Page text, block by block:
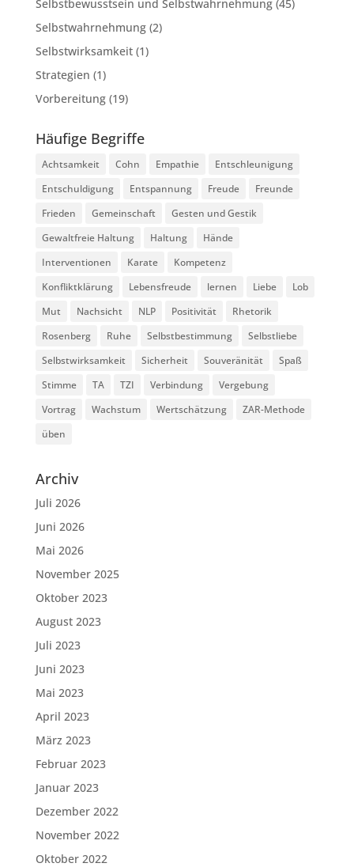
Selbstbewusstsein und Selbstwahrnehmung(45)
Selbstwahrnehmung(2)
Selbstwirksamkeit(1)
Strategien (1)
Vorbereitung(19)
Häufige Begriffe
Achtsamkeit Cohn Empathie
Entschleunigung
Entschuldigung
Entspannung Freude
Freunde
Frieden
Gemeinschaft
Gesten und Gestik
Gewaltfreie Haltung
Haltung
Hände
Interventionen
Karate
Kompetenz
Konfliktklärung
Lebensfreude lernen Liebe
Lob
Mut
Nachsicht NLP Positivität
Rhetorik
Rosenberg
Ruhe Selbstbestimmung
Selbstliebe
Selbstwirksamkeit
Sicherheit Souveränität
Spaß
Stimme
TA TZI Verbindung
Vergebung
Vortrag
Wachstum Wertschätzung
ZAR-Methode
üben
Archiv
Juli 2026
Juni 2026
Mai 2026
November 2025
Oktober 2023
August 2023
Juli 2023
Juni 2023
Mai 2023
April 2023
März 2023
Februar 2023
Januar 2023
Dezember 2022
November 2022
Oktober 2022